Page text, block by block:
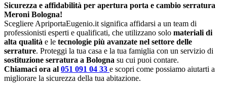
Sicurezza e affidabilità per apertura porta e cambio serratura
Meroni Bologna!
Scegliere ApriportaEugenio.it significa affidarsi a un team di
professionisti esperti e qualificati, che utilizzano solo materiali di
alta qualità e le tecnologie più avanzate nel settore delle
serrature. Proteggi la tua casa e la tua famiglia con un servizio di
sostituzione serratura a Bologna su cui puoi contare.
Chiamaci ora al 051 091 04 33 e scopri come possiamo aiutarti a
migliorare la sicurezza della tua abitazione.